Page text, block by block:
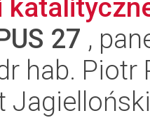
27 ,
hab. Piotr
Jagielloński